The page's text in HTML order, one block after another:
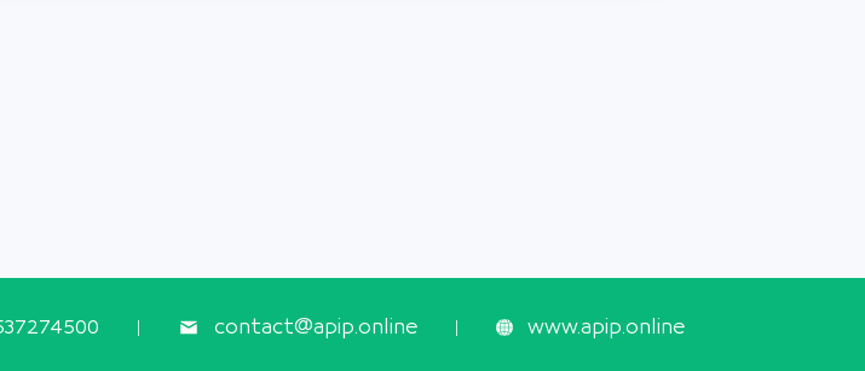
contact@apip.online www.apip.online